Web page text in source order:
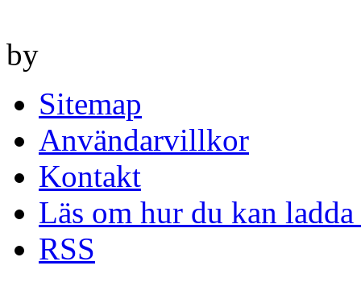
by
Sitemap
Användarvillkor
Kontakt
Läs om hur du kan
RSS